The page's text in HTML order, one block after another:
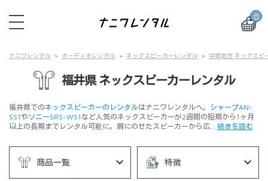
0
ナニワレンタル オーディオレンタル ネックスピーカーレンタル 中部地方 ネックスピ
福井県 ネックスピーカーレンタル
福井県でのネックスピーカーのレンタルはナニワレンタルへ。 シャープAN-
SS1やソニーSRS-WS1 など人気のネックスピーカーが2週間の短期から1ヶ月
以上の長期までレンタル可能に。肩にのせたスピーカーから広… 続きを読む
商品一覧 特徴